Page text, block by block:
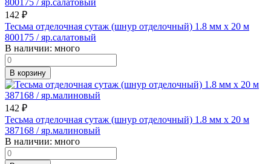
142 ₽
Тесьма отделочная сутаж (шнур отделочный) 1.8 мм х 20 м
800175 / яр.салатовый
В наличии: много
В корзину
142 ₽
Тесьма отделочная сутаж (шнур отделочный) 1.8 мм х 20 м
387168 / яр.малиновый
В наличии: много